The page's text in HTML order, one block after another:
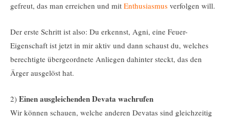
gefreut, das man erreichen und mit Enthusiasmus verfolgen will.
Der erste Schritt ist also: Du erkennst, Agni, eine Feuer-
Eigenschaft ist jetzt in mir aktiv und dann schaust du, welches
berechtigte übergeordnete Anliegen dahinter steckt, das den
Ärger ausgelöst hat.
2) Einen ausgleichenden Devata wachrufen
Wir können schauen, welche anderen Devatas sind gleichzeitig